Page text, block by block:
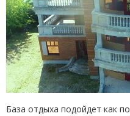
База отдыха подойдет как